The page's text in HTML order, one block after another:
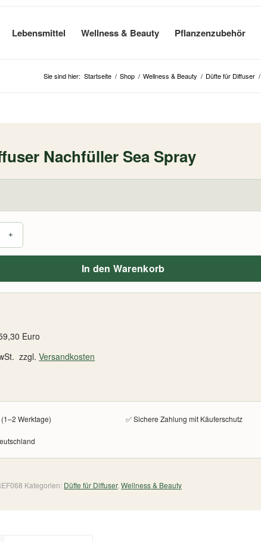
Lebensmittel Wellness & Beauty Pflanzenzubehör
Sie sind hier: Startseite / Shop / Wellness & Beauty / Düfte für Diffuser /
Nachfüller Sea Spray
Euro
zzgl.Versandkosten
Werktage) ✅ Sichere Zahlung mit Käuferschutz
In den Warenkorb
Kategorien: Düfte für Diffuser,Wellness & Beauty